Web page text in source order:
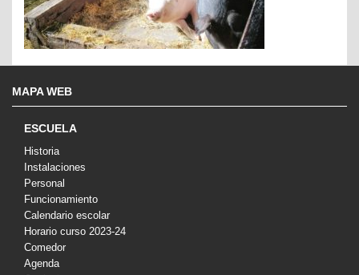
MAPA WEB
ESCUELA
Historia
Instalaciones
Personal
Funcionamiento
Calendario escolar
Horario curso 2023-24
Comedor
Agenda